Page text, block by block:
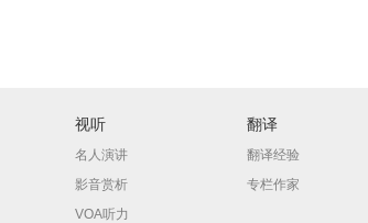
视听
名人演讲
影音赏析
VOA听力
翻译
翻译经验
专栏作家